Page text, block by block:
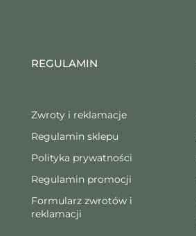
REGULAMIN
Zwroty i reklamacje
Regulamin sklepu
Polityka prywatności
Regulamin promocji
Formularz zwrotów i
reklamacji